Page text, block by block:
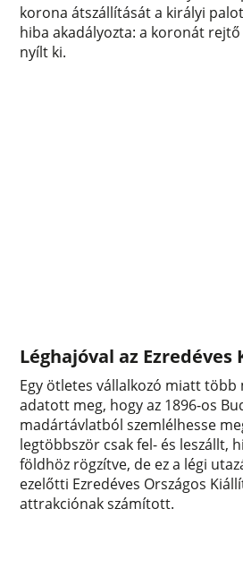
korona átszállítását a királyi
hiba akadályozta: a koronát
nyílt ki.
Léghajóval az
Egy ötletes vállalkozó miatt
adatott meg, hogy az 1896-os
madártávlatból szemlélhesse
legtöbbször csak fel- és leszállt,
földhöz rögzítve, de ez a légi
ezelőtti Ezredéves Országos
attrakciónak számított.